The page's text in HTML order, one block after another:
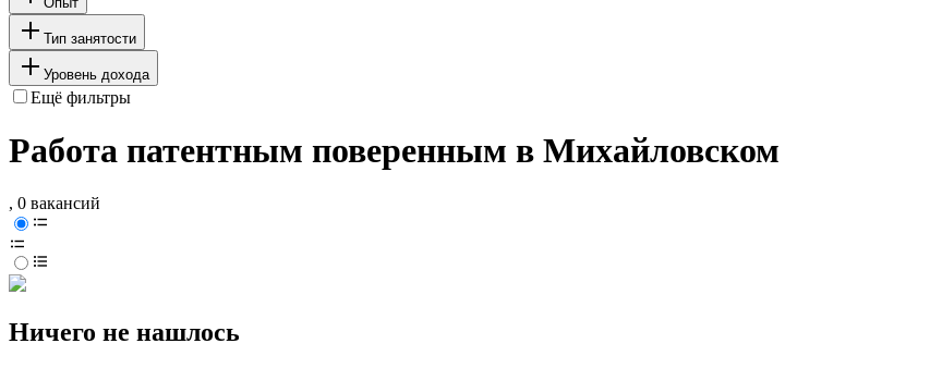
Тип занятости
Уровень дохода
Ещё фильтры
Работа патентным поверенным в Михайловском
, 0 вакансий
Ничего не нашлось